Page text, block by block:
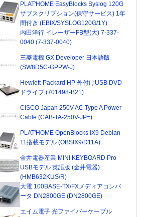
PLAT'HOME EasyBlocks Syslog 120G
サブスクリプション(保守サービス) 1年
間付き (EBIX/SYSLOG120G/1Y)
内田洋行 イレーザーFB型(大) 7-337-
0040 (7-337-0040)
三菱電機 GX Developer 日本語版
(SW8D5C-GPPW-J)
Hewlett-Packard HP 外付けUSB DVD
ドライブ (701498-B21)
CISCO Japan 250V AC Type A Power
Cable (CAB-TA-250V-JP=)
PLAT'HOME OpenBlocks IX9 Debian
11搭載モデル (OBSIX9/D11A)
金井電器産業 MINI KEYBOARD Pro
USBモデル 英語版 (金井電器)
(HMB632KUS/R)
大電 100BASE-TX/FXメディアコンバ
ータ DN2800GE (DN2800GE)
エイム電子 光ファイバーケーブル